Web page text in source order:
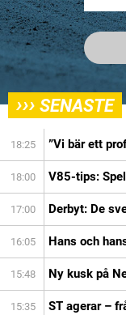
››› SENASTE
18:25 ”Vi bär ett
18:00 V85-tips:
17:00 Derbyt: De
16:05 Hans och
15:48 Ny kusk på
15:35 ST agerar –